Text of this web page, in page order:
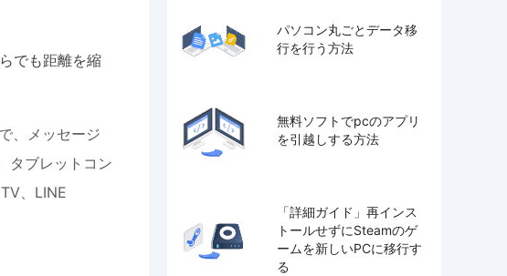
でも距離を縮
、メッセージ
タブレットコン
、LINE
パソコン丸ごとデータ移
行を行う方法
無料ソフトでpcのアプリ
を引越しする方法
「詳細ガイド」再インス
トールせずにSteamのゲ
ームを新しいPCに移行す
る